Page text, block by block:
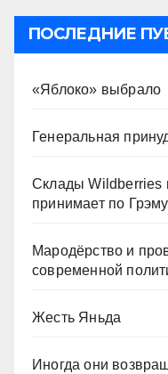
ПОСЛЕДНИЕ
«Яблоко» выбрало
Генеральная
Склады Wildberries
принимает по
Мародёрство и
современной
Жесть Яньда
Иногда они